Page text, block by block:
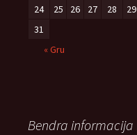
24
25 26 27 28 29
31
« Gru
Bendra informacija